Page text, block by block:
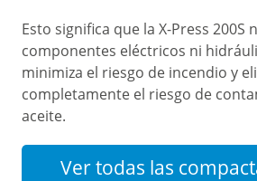
Esto significa que la X-Press 200S
componentes eléctricos ni
minimiza el riesgo de incendio y
completamente el riesgo de
aceite.
Ver todas las